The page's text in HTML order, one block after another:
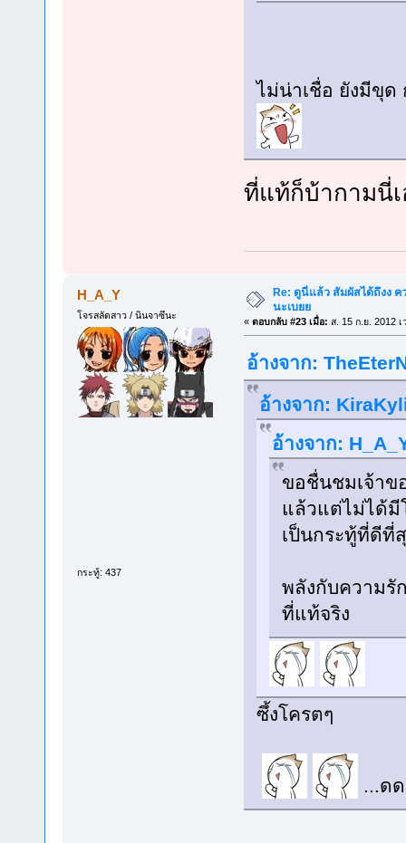
ไม่น่าเชื่อ ยังมีขุ
ที่แท้ก็บ้ากามนี่
H_A_Y
โจรสลัดสาว / นินจาซึนะ
กระทู้: 437
Re: ดูนี่แล้ว สัมผัสได้ถึงง
นะเบยย
« ตอบกลับ #23 เมื่อ: ส. 15 ก.ย. 2012 เ
อ้างจาก:
อ้างจาก:
อ้างจาก:
ขอชื่นชมเจ้าข
แล้วแต่ไม่ได้มี
เป็นกระทู้ที่ดีที่
พลังกับความรั
ที่แท้จริง
ซึ้งโครตๆ
...ดด